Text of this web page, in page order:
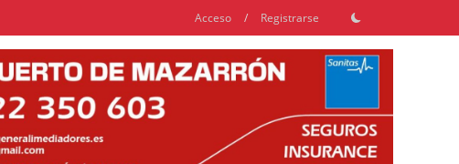
Acceso / Registrarse